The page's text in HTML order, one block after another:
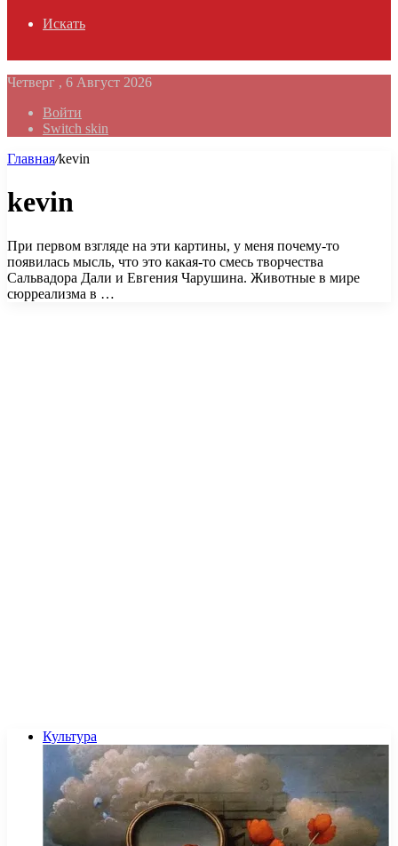
Искать
Четверг , 6 Август 2026
Войти
Switch skin
Главная/kevin
kevin
При первом взгляде на эти картины, у меня почему-то
появилась мысль, что это какая-то смесь творчества
Сальвадора Дали и Евгения Чарушина. Животные в мире
сюрреализма в …
Культура